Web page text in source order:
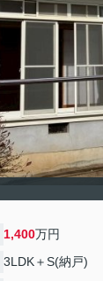
1,400万円
3LDK＋S(納戸)